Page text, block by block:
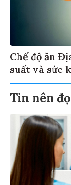
Chế độ ăn
suất và sức
Tin nên